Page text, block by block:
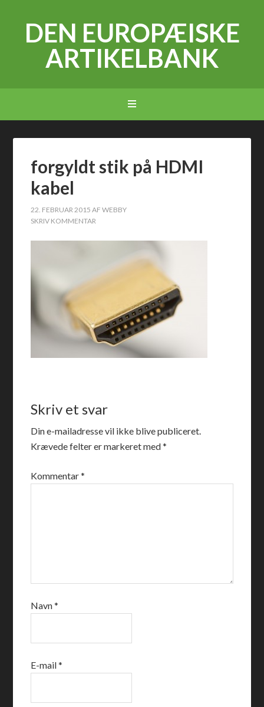
DEN EUROPÆISKE
ARTIKELBANK
forgyldt stik på HDMI
kabel
22. FEBRUAR 2015 AFWEBBY
SKRIV KOMMENTAR
Skriv et svar
Din e-mailadresse vil ikke blive publiceret.
Krævede felter er markeret med*
Kommentar*
Navn*
E-mail*